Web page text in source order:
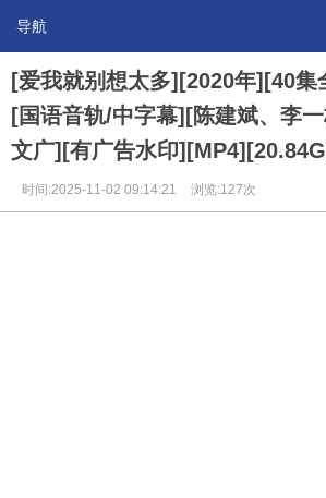
导航
[爱我就别想太多][2020年][40集
[国语音轨/中字幕][陈建斌、李
文广][有广告水印
时间:2025-11-02 09:14:21 浏览:127次